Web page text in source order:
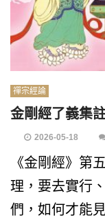
禪宗經論
金剛經了義集
2026-05-18
《金剛經》第
理，要去實行
們，如何才能